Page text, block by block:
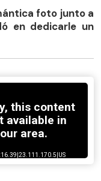
foto junto a
en dedicarle un